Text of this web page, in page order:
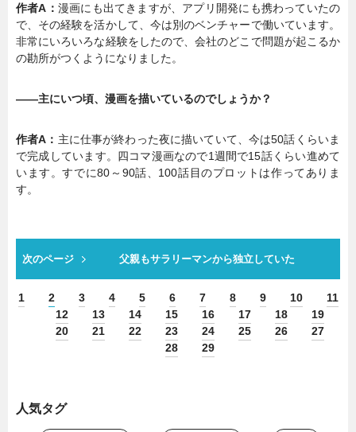
作者A： 漫画にも出てきますが、アプリ開発にも携わっていたの
で、その経験を活かして、今は別のベンチャーで働いています。
非常にいろいろな経験をしたので、会社のどこで問題が起こるか
の勘所がつくようになりました。
――主にいつ頃、漫画を描いているのでしょうか？
作者A： 主に仕事が終わった夜に描いていて、今は50話くらいま
で完成しています。四コマ漫画なので1週間で15話くらい進めて
います。すでに80～90話、100話目のプロットは作ってありま
す。
次のページ 父親もサラリーマンから独立していた
1 2 3 4 5 6 7 8 9 10
11
12
13 14 15 16 17 18
19
20
21 22 23 24 25 26
27
28
29
人気タグ